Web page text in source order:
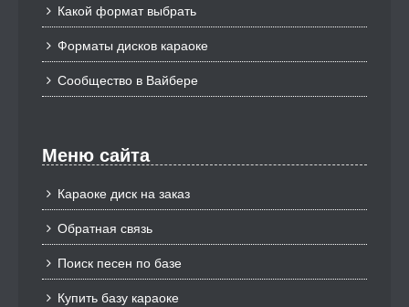
Какой формат выбрать
Форматы дисков караоке
Сообщество в Вайбере
Меню сайта
Караоке диск на заказ
Обратная связь
Поиск песен по базе
Купить базу караоке